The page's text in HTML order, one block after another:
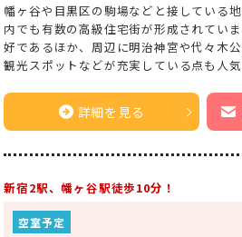
幡ヶ谷や目黒区の駒場などと接している
内でも有数の高級住宅街が形成されてい
好であるほか、周辺に明治神宮や代々木
観光スポットなどが充実している点も人
詳細を見る
新宿2駅、幡ヶ谷駅徒歩10分！
空室予定